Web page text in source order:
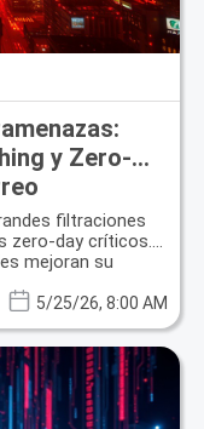
y Zero-
filtraciones
zero-day críticos.
mejoran su
5/25/26, 8:00 AM